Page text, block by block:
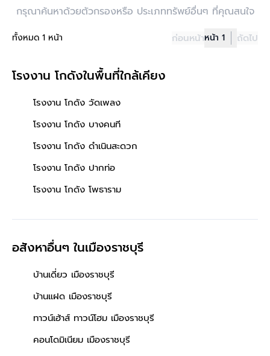
กรุณาค้นหาด้วยตัวกรองหรือ ประเภททรัพย์อื่นๆ ที่คุณสนใจ
ทั้งหมด 1 หน้า ก่อนหน้าหน้า 1 ถัดไป
โรงงาน โกดังในพื้นที่ใกล้เคียง
โรงงาน โกดัง วัดเพลง
โรงงาน โกดัง บางคนที
โรงงาน โกดัง ดำเนินสะดวก
โรงงาน โกดัง ปากท่อ
โรงงาน โกดัง โพธาราม
อสังหาอื่นๆในเมืองราชบุรี
บ้านเดี่ยว เมืองราชบุรี
บ้านแฝด เมืองราชบุรี
ทาวน์เฮ้าส์ ทาวน์โฮม เมืองราชบุรี
คอนโดมิเนียม เมืองราชบุรี